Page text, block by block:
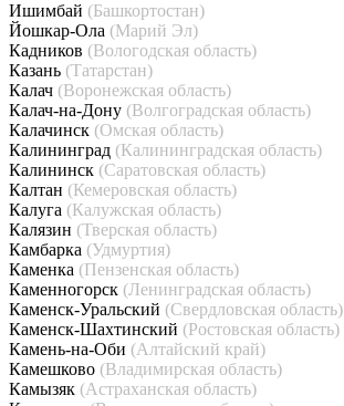
Ишимбай (Башкортостан)
Йошкар-Ола (Марий Эл)
Кадников (Вологодская область)
Казань (Татарстан)
Калач (Воронежская область)
Калач-на-Дону (Волгоградская область)
Калачинск (Омская область)
Калининград (Калининградская область)
Калининск (Саратовская область)
Калтан (Кемеровская область)
Калуга (Калужская область)
Калязин (Тверская область)
Камбарка (Удмуртия)
Каменка (Пензенская область)
Каменногорск (Ленинградская область)
Каменск-Уральский (Свердловская область)
Каменск-Шахтинский (Ростовская область)
Камень-на-Оби (Алтайский край)
Камешково (Владимирская область)
Камызяк (Астраханская область)